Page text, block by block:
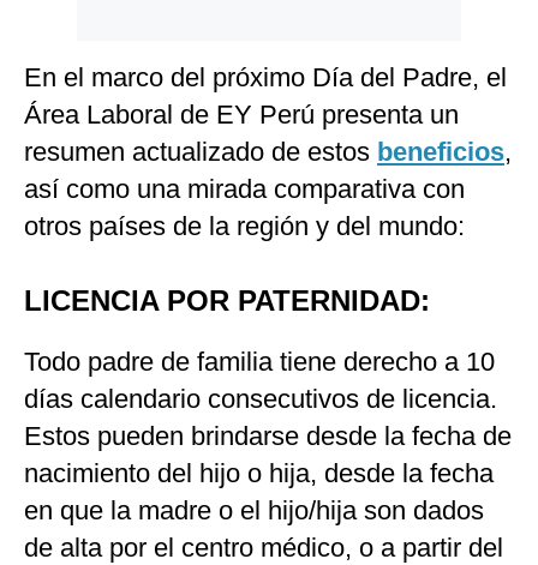
En el marco del próximo Día del Padre, el
Área Laboral de EY Perú presenta un
resumen actualizado de estos beneficios,
así como una mirada comparativa con
otros países de la región y del mundo:
LICENCIA POR PATERNIDAD:
Todo padre de familia tiene derecho a 10
días calendario consecutivos de licencia.
Estos pueden brindarse desde la fecha de
nacimiento del hijo o hija, desde la fecha
en que la madre o el hijo/hija son dados
de alta por el centro médico, o a partir del